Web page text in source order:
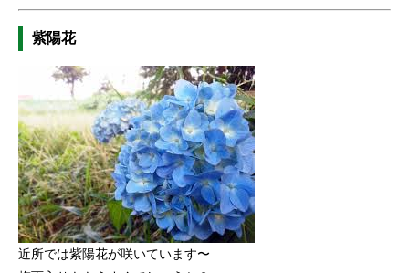
紫陽花
近所では紫陽花が咲いています〜